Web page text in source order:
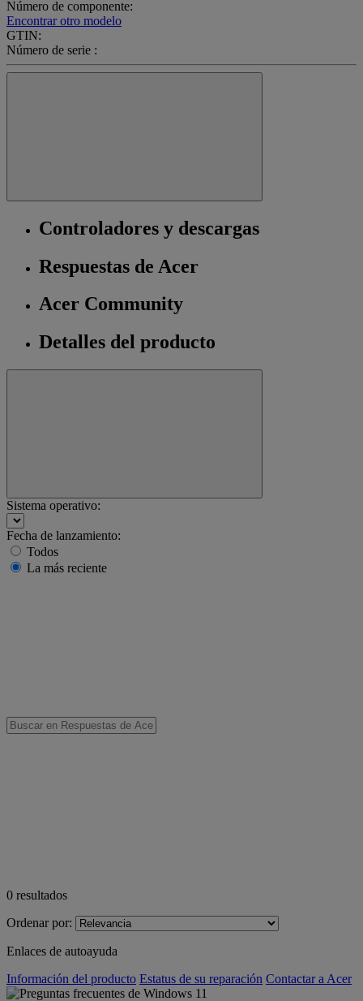
Número de componente:
Encontrar otro modelo
GTIN:
Número de serie :
Controladores y descargas
Respuestas de Acer
Acer Community
Detalles del producto
Sistema operativo:
Fecha de lanzamiento:
Todos
La más reciente
0 resultados
Ordenar por:
Enlaces de autoayuda
Información del producto Estatus de su reparación Contactar a Acer